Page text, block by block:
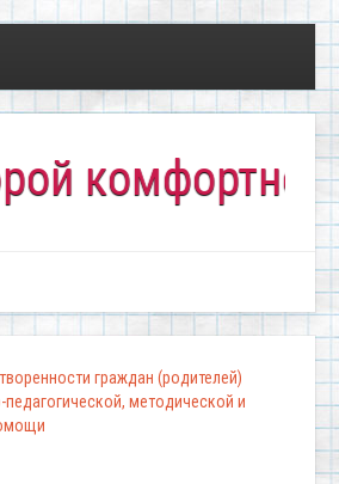
граждан (родителей)
педагогической, методической и